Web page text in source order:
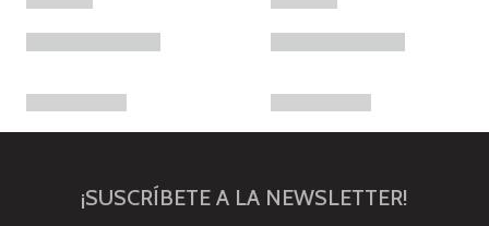
¡SUSCRÍBETE A LA NEWSLETTER!